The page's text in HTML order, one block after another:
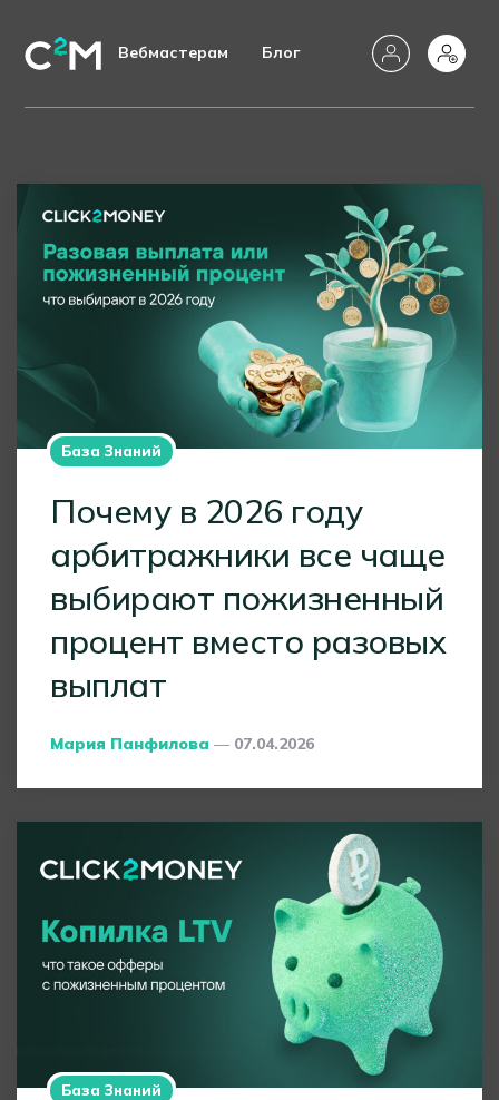
Вебмастерам Блог
База Знаний
Почему в 2026 году
арбитражники все чаще
выбирают пожизненный
процент вместо разовых
выплат
Posted
Мария Панфилова 07.04.2026
База Знаний